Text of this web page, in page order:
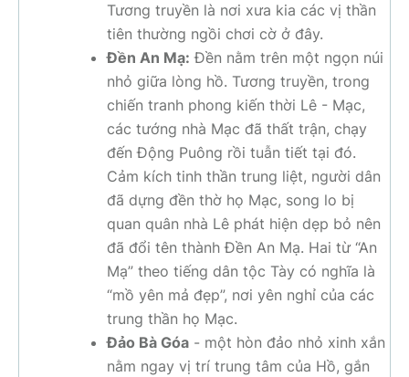
Tương truyền là nơi xưa kia các vị thần
tiên thường ngồi chơi cờ ở đây.
Đền An Mạ: Đền nằm trên một ngọn núi
nhỏ giữa lòng hồ. Tương truyền, trong
chiến tranh phong kiến thời Lê - Mạc,
các tướng nhà Mạc đã thất trận, chạy
đến Động Puông rồi tuẫn tiết tại đó.
Cảm kích tinh thần trung liệt, người dân
đã dựng đền thờ họ Mạc, song lo bị
quan quân nhà Lê phát hiện dẹp bỏ nên
đã đổi tên thành Đền An Mạ. Hai từ “An
Mạ” theo tiếng dân tộc Tày có nghĩa là
“mồ yên mả đẹp”, nơi yên nghỉ của các
trung thần họ Mạc.
Đảo Bà Góa - một hòn đảo nhỏ xinh xắn
nằm ngay vị trí trung tâm của Hồ, gắn